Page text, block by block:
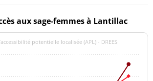
aux sage-femmes à Lantillac
potentielle localisée (APL) - DREES